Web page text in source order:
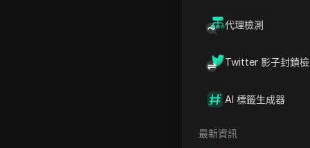
代理檢測
Twitter 影子封鎖
AI 標籤生成器
最新資訊